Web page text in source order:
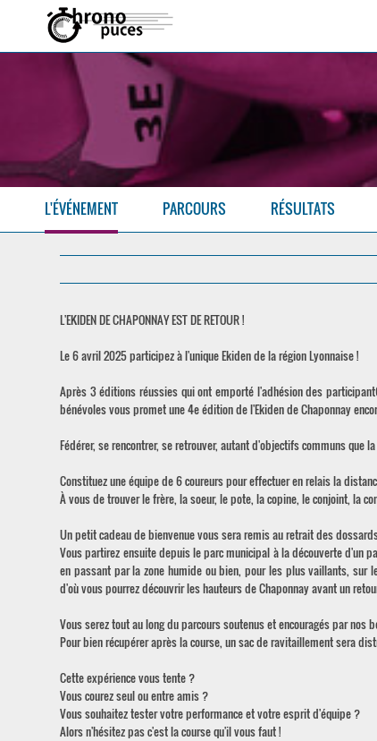
L'ÉVÉNEMENT PARCOURS RÉSULTATS
L'EKIDEN DE CHAPONNAY EST DE RETOUR !
Le 6 avril 2025 participez à l'unique Ekiden de la région Lyonnaise !
Après 3 éditions réussies qui ont emporté l'adhésion des
bénévoles vous promet une 4e édition de l'Ekiden de Chaponnay
Fédérer, se rencontrer, se retrouver, autant d'objectifs communs que
Constituez une équipe de 6 coureurs pour effectuer en relais la
À vous de trouver le frère, la soeur, le pote, la copine, le conjoint, la
Un petit cadeau de bienvenue vous sera remis au retrait des
Vous partirez ensuite depuis le parc municipal à la découverte d'un
en passant par la zone humide ou bien, pour les plus vaillants, sur
d'où vous pourrez découvrir les hauteurs de Chaponnay avant un
Vous serez tout au long du parcours soutenus et encouragés par nos
Pour bien récupérer après la course, un sac de ravitaillement sera
Cette expérience vous tente ?
Vous courez seul ou entre amis ?
Vous souhaitez tester votre performance et votre esprit d'équipe ?
Alors n'hésitez pas c'est la course qu'il vous faut !